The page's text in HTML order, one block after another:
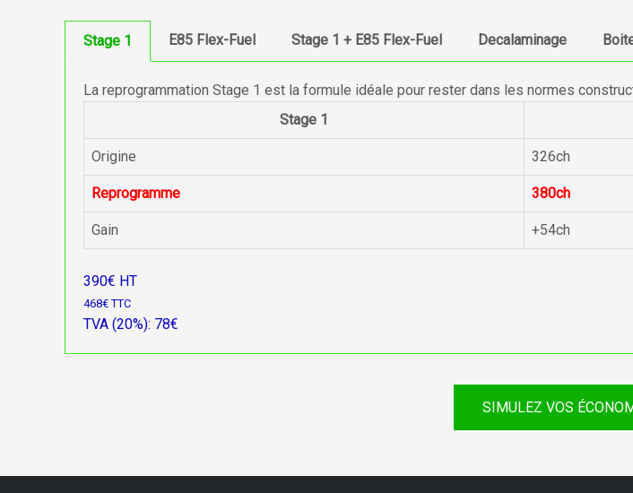
Stage 1 E85 Flex-Fuel Stage 1 + E85 Flex-Fuel Decalaminage
La reprogrammation Stage 1 est la formule idéale pour rester dans les normes
Stage 1
Origine 326ch
Reprogramme 380ch
Gain +54ch
390€ HT
468€ TTC
TVA (20%): 78€
SIMULEZ VOS